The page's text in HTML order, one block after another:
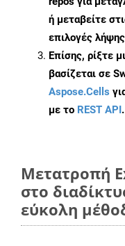
ή μεταβείτε
επιλογές
Επίσης, ρίξτε
βασίζεται σε
Aspose.Cells
με το REST API.
Μετατροπή
στο
εύκολη